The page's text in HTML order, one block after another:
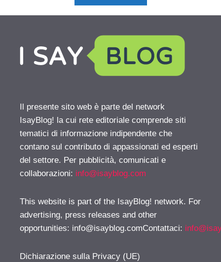
Il presente sito web è parte del network
IsayBlog! la cui rete editoriale comprende siti
tematici di informazione indipendente che
contano sul contributo di appassionati ed esperti
del settore. Per pubblicità, comunicati e
collaborazioni: info@isayblog.com
This website is part of the IsayBlog! network. For
advertising, press releases and other
opportunities: info@isayblog.comContattaci:
Dichiarazione sulla Privacy (UE)